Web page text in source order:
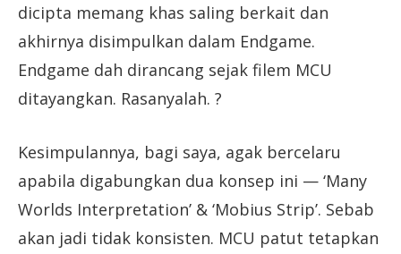
dicipta memang khas saling berkait dan
akhirnya disimpulkan dalam Endgame.
Endgame dah dirancang sejak filem MCU
ditayangkan. Rasanyalah. ?
Kesimpulannya, bagi saya, agak bercelaru
apabila digabungkan dua konsep ini — ‘Many
Worlds Interpretation’ & ‘Mobius Strip’. Sebab
akan jadi tidak konsisten. MCU patut tetapkan